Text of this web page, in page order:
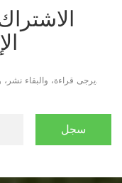
يرجى قراءة، والبقاء نشر، والاشتراك، ونحن نرحب بكم ليقول لنا ما هو رأيك.